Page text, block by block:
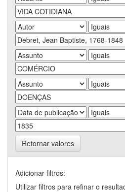
Retornar valores
Adicionar filtros:
Utilizar filtros para refinar o